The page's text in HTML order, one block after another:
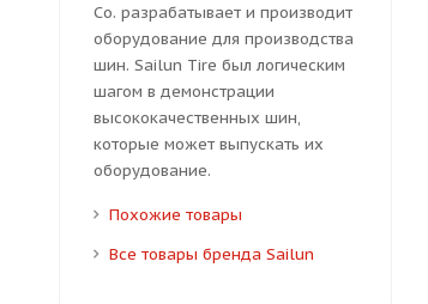
Co. разрабатывает и производит
оборудование для производства
шин. Sailun Tire был логическим
шагом в демонстрации
высококачественных шин,
которые может выпускать их
оборудование.
Похожие товары
Все товары бренда Sailun